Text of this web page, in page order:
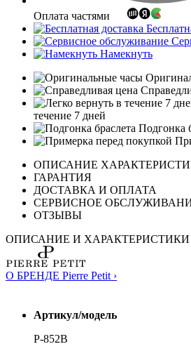
Оплата частями
Намекнуть
течение 7 дней
Подгонка
ОПИСАНИЕ
ГАРАНТИЯ
ДОСТАВКА И ОПЛАТА
СЕРВИСНОЕ
ОТЗЫВЫ
ОПИСАНИЕ И ХАРАКТЕРИСТИКИ
О БРЕНДЕ Pierre Petit ›
Артикул/модель
P-852B